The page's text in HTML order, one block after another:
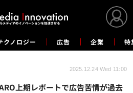
クノロジー 広告 企業 特
上期レポートで広告苦情が過去
2025.12.24 Wed 11:00